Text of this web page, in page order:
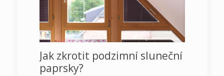
Jak zkrotit podzimní sluneční
paprsky?